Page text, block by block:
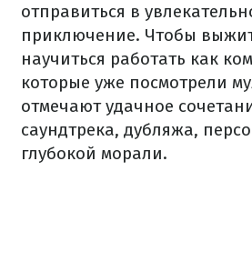
отправиться в
приключение. Чтобы
научиться работать как
которые уже посмотрели
отмечают удачное
саундтрека, дубляжа,
глубокой морали.